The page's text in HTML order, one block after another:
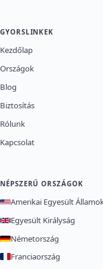
GYORSLINKEK
Kezdőlap
Országok
Blog
Biztosítás
Rólunk
Kapcsolat
NÉPSZERŰ ORSZÁGOK
Amerikai Egyesült
Egyesült Királyság
Németország
Franciaország